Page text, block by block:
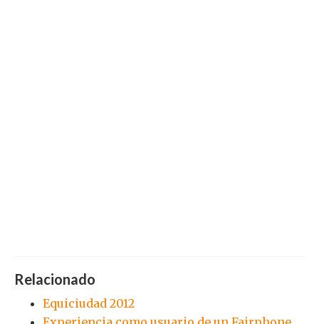
Relacionado
Equiciudad 2012